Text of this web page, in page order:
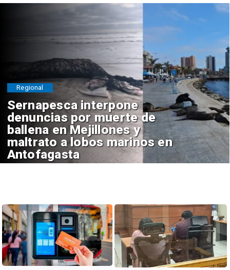
Sernapesca interpone
denuncias por muerte de
ballena en Mejillones y
maltrato a lobos marinos en
Antofagasta
Regional